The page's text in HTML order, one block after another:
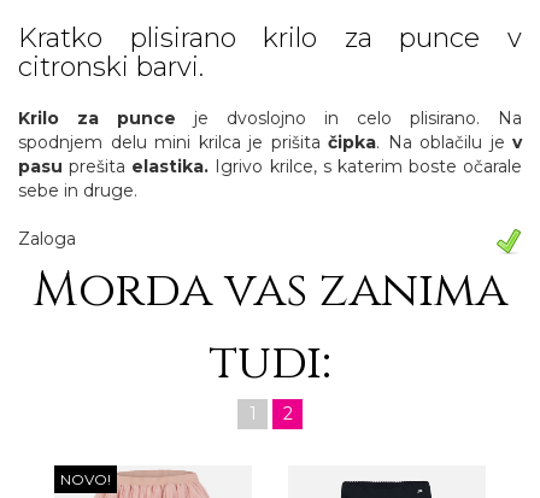
Kratko plisirano krilo za punce v
citronski barvi.
Krilo za punce je dvoslojno in celo plisirano. Na
spodnjem delu mini krilca je prišita čipka. Na oblačilu je v
pasu prešita elastika.
Igrivo krilce, s katerim boste očarale
sebe in druge.
Zaloga
Morda vas zanima
tudi:
1 2
NOVO!